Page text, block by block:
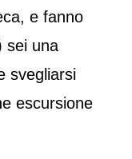
e fanno
sei una
svegliarsi
escursione